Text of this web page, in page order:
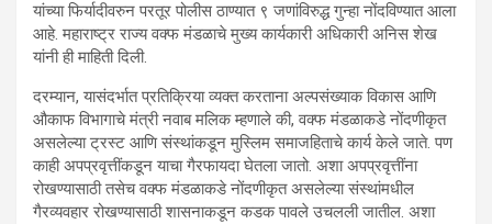
यांच्या फिर्यादीवरुन परतूर पोलीस ठाण्यात ९ जणांविरुद्ध गुन्हा नोंदविण्यात आला
आहे. महाराष्ट्र राज्य वक्फ मंडळाचे मुख्य कार्यकारी अधिकारी अनिस शेख
यांनी ही माहिती दिली.
दरम्यान, यासंदर्भात प्रतिक्रिया व्यक्त करताना अल्पसंख्याक विकास आणि
औकाफ विभागाचे मंत्री नवाब मलिक म्हणाले की, वक्फ मंडळाकडे नोंदणीकृत
असलेल्या ट्रस्ट आणि संस्थांकडून मुस्लिम समाजहिताचे कार्य केले जाते. पण
काही अपप्रवृत्तींकडून याचा गैरफायदा घेतला जातो. अशा अपप्रवृत्तींना
रोखण्यासाठी तसेच वक्फ मंडळाकडे नोंदणीकृत असलेल्या संस्थांमधील
गैरव्यवहार रोखण्यासाठी शासनाकडून कडक पावले उचलली जातील. अशा